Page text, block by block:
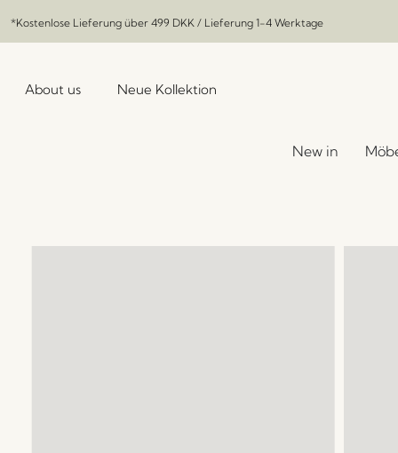
*Kostenlose Lieferung über 499 DKK / Lieferung 1-4 Werktage
About us Neue Kollektion
New in